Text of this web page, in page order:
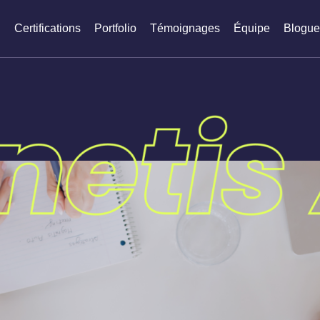
Certifications Portfolio Témoignages Équipe Blogue